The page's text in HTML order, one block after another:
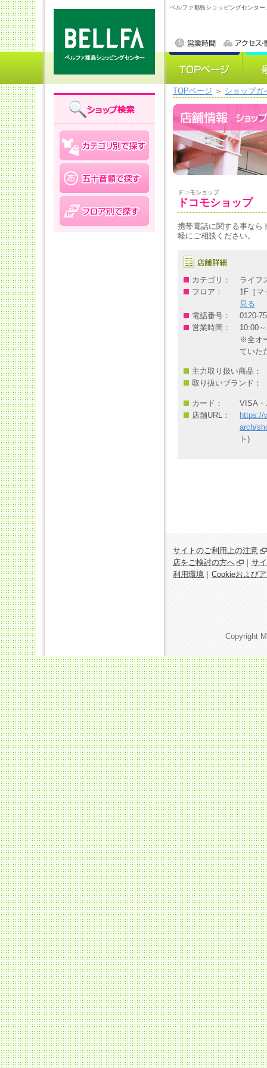
ベルファ都島ショッピングセンタ
TOPページ ＞ ショップガ
ドコモショップ
ドコモショップ
携帯電話に関する事なら
軽にご相談ください。
カテゴリ：
ライフ
フロア：
1F［
見る
電話番号：
0120-
営業時間：
10:00
※全オ
ていた
主力取り扱い商品：
取り扱いブランド：
カード：
VISA
店舗URL：
https://
arch/
ト)
サイトのご利用上の注意
店をご検討の方へ
｜ サ
利用環境 ｜ Cookieおよび
Copyright